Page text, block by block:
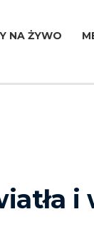
NA ŻYWO